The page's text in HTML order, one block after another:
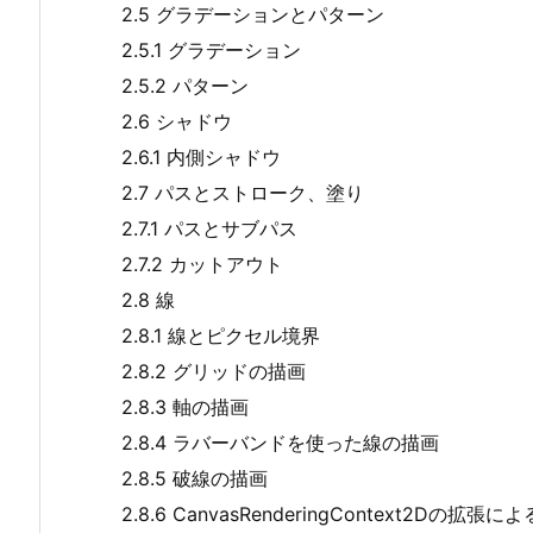
2.5 グラデーションとパターン
2.5.1 グラデーション
2.5.2 パターン
2.6 シャドウ
2.6.1 内側シャドウ
2.7 パスとストローク、塗り
2.7.1 パスとサブパス
2.7.2 カットアウト
2.8 線
2.8.1 線とピクセル境界
2.8.2 グリッドの描画
2.8.3 軸の描画
2.8.4 ラバーバンドを使った線の描画
2.8.5 破線の描画
2.8.6 CanvasRenderingContext2Dの拡張によ